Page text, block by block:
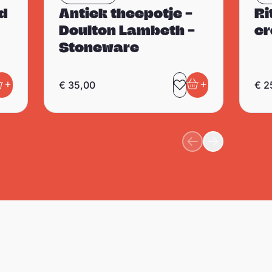
aan favorieten
+
winkelwagen
Antiek theepotje –
Doulton Lambeth –
Stoneware
€ 35,00
Toevoegen
+
In
€